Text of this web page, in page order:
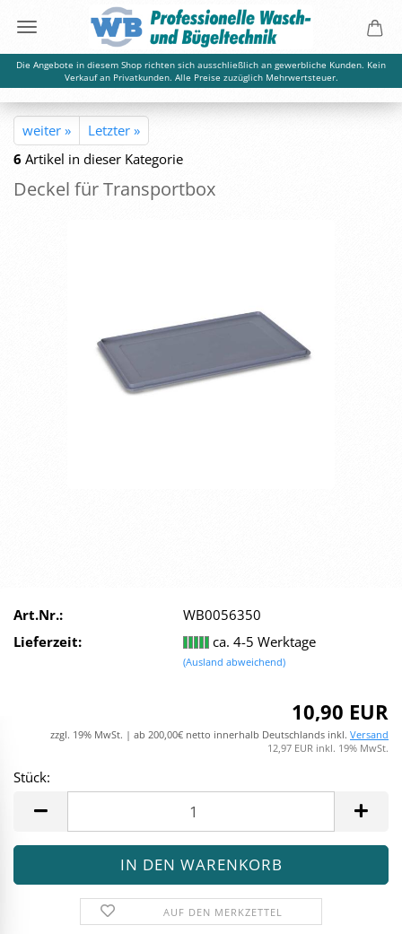
Die Angebote in diesem Shop richten sich ausschließlich an gewerbliche Kunden. Kein
Verkauf an Privatkunden. Alle Preise zuzüglich Mehrwertsteuer.
weiter »
Letzter »
6 Artikel in dieser Kategorie
De­ckel für Trans­port­box
Art.Nr.:
WB0056350
Lieferzeit:
ca. 4-5 Werktage
(Ausland abweichend)
10,90 EUR
zzgl. 19% MwSt. | ab 200,00€ netto innerhalb Deutschlands inkl. Versand
12,97 EUR inkl. 19% MwSt.
Stück:
AUF DEN MERKZETTEL